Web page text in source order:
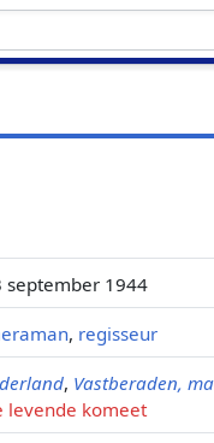
september 1944
, regisseur
, Vastberaden,
levende komeet